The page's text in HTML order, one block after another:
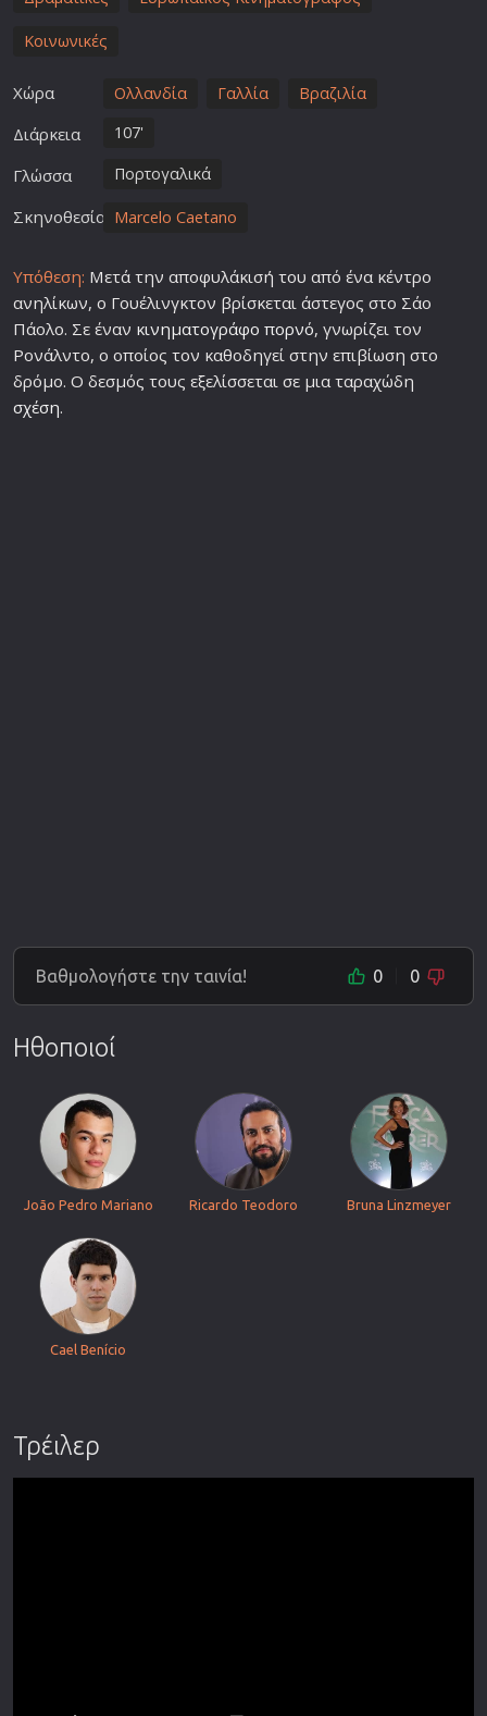
Κοινωνικές
Χώρα Ολλανδία Γαλλία Βραζιλία
Διάρκεια 107'
Γλώσσα Πορτογαλικά
Σκηνοθεσία Marcelo Caetano
Υπόθεση: Μετά την αποφυλάκισή του από ένα κέντρο
ανηλίκων, ο Γουέλινγκτον βρίσκεται άστεγος στο Σάο
Πάολο. Σε έναν κινηματογράφο πορνό, γνωρίζει τον
Ρονάλντο, ο οποίος τον καθοδηγεί στην επιβίωση στο
δρόμο. Ο δεσμός τους εξελίσσεται σε μια ταραχώδη
σχέση.
Βαθμολογήστε την ταινία! 0 0
Ηθοποιοί
João Pedro Mariano Ricardo Teodoro Bruna Linzmeyer
Cael Benício
Τρέιλερ